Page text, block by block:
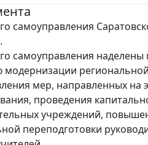
самоуправления
самоуправления
модернизации
мер, направленных на
проведения
учреждений,
переподготовки